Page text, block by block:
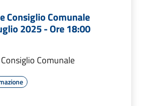
Consiglio Comunale
2025 - Ore 18:00
Comunale